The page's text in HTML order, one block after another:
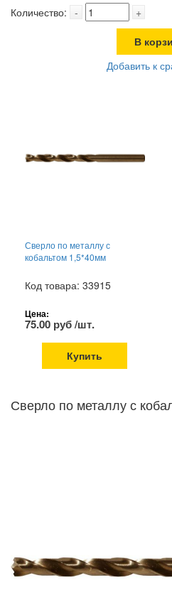
Количество: - +
В
Добавить к
Сверло по металлу с
кобальтом 1,5*40мм
Код товара: 33915
Цена:
75.00 руб /шт.
Купить
Сверло по металлу с